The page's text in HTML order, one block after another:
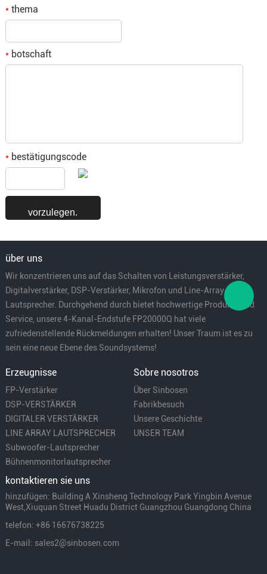
*thema
*botschaft
*bestätigungscode
über uns
Wir konzentrieren uns auf das Schalten von Leistungsverstärker,
Digitalverstärker, DSP-Verstärker, Mikrofon und Line-Array-
Lautsprecher. Durchgehend durch bietet hochwertige Produkte und
Service, unsere 4-Kanal-Endstufe FP20000Q hat viele
zufriedenstellende Rückmeldungen erhalten! Unser Traum ist es zu
sein eine neue Ebene des Soundsystems!
Erzeugnisse
FP-Verstärker
DSP-VERSTÄRKER
DIGITALER VERSTÄRKER
LINE ARRAY LAUTSPRECHER
Subwoofer-Lautsprecher
Bühnenmonitorlautsprecher
Sobre nosotros
Über Sinbosen
Fabrikbesuch
Unsere Geschichte
UNSER TEAM
kontaktieren sie uns
hinzufügen: Building A Xinsheng Technology Park Yingbin Avenue
West,Xiuquan Street Huadu District Guangzhou Guangdong China
telefon: +86 16676738225
E-mail: sales2@sinbosen.com